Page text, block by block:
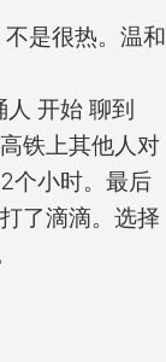
是很热。温和
开始 聊到
铁上其他人对
个小时。最后
了滴滴。选择